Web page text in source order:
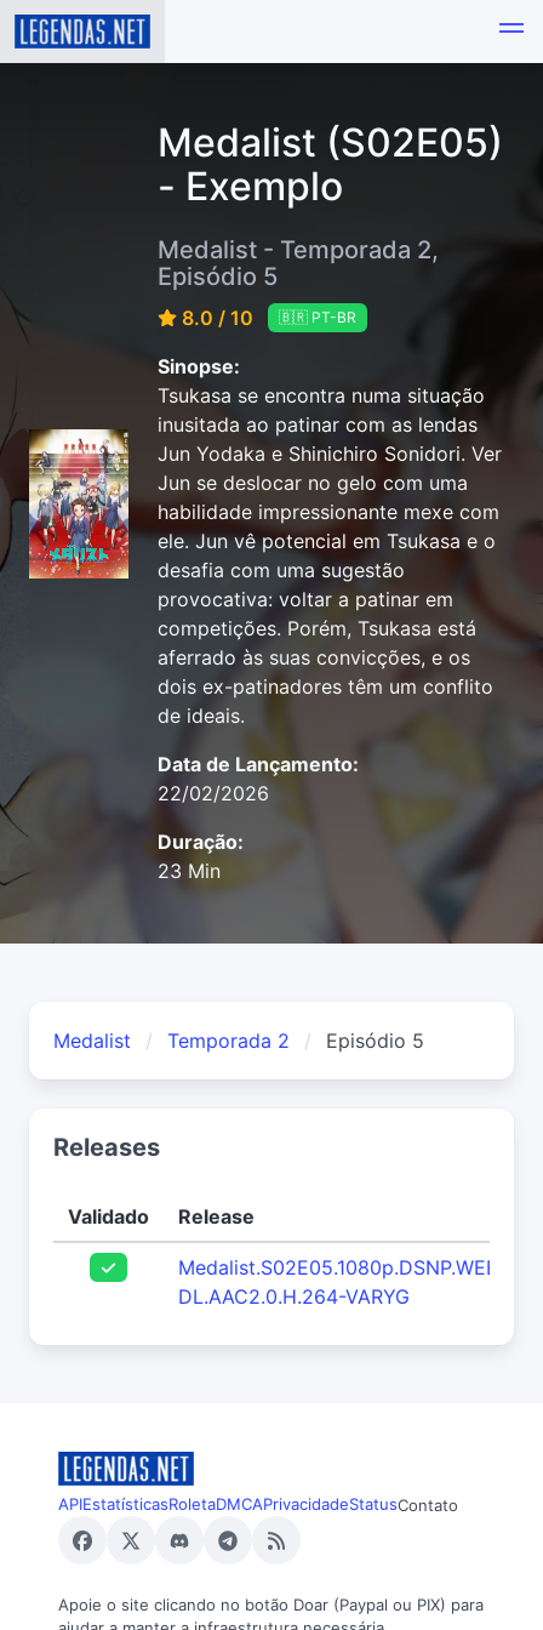
Medalist (S02E05)
- Exemplo
Medalist - Temporada 2,
Episódio 5
8.0 / 10 🇧🇷 PT-BR
Sinopse:
Tsukasa se encontra numa situação
inusitada ao patinar com as lendas
Jun Yodaka e Shinichiro Sonidori. Ver
Jun se deslocar no gelo com uma
habilidade impressionante mexe com
ele. Jun vê potencial em Tsukasa e o
desafia com uma sugestão
provocativa: voltar a patinar em
competições. Porém, Tsukasa está
aferrado às suas convicções, e os
dois ex-patinadores têm um conflito
de ideais.
Data de Lançamento:
22/02/2026
Duração:
23 Min
Medalist Temporada 2 Episódio 5
Releases
Validado Release
Medalist.S02E05.1080p.DSNP.WEB-
DL.AAC2.0.H.264-VARYG
APIEstatísticasRoletaDMCAPrivacidadeStatusContato
Apoie o site clicando no botão Doar (Paypal ou PIX) para